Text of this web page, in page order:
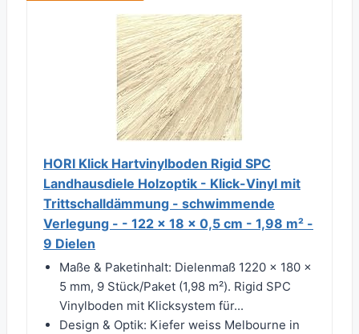
HORI Klick Hartvinylboden Rigid SPC
Landhausdiele Holzoptik - Klick-Vinyl mit
Trittschalldämmung - schwimmende
Verlegung - - 122 x 18 x 0,5 cm - 1,98 m² -
9 Dielen
Maße & Paketinhalt: Dielenmaß 1220 × 180 ×
5 mm, 9 Stück/Paket (1,98 m²). Rigid SPC
Vinylboden mit Klicksystem für...
Design & Optik: Kiefer weiss Melbourne in